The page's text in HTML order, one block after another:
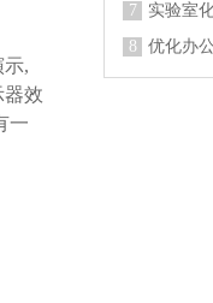
,
器效
一
7
实验室
8
优化办